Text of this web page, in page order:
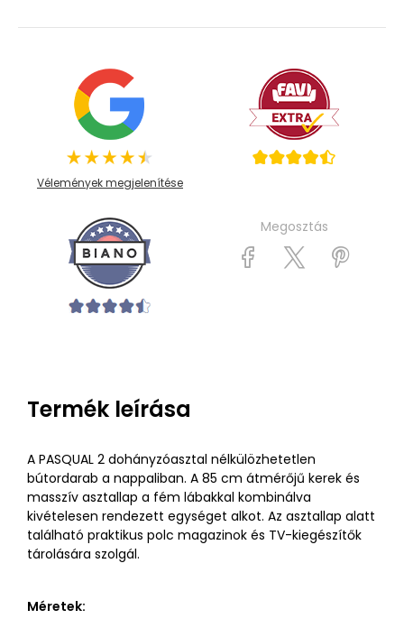
Vélemények megjelenítése
Megosztás
Termék leírása
A PASQUAL 2 dohányzóasztal nélkülözhetetlen
bútordarab a nappaliban. A 85 cm átmérőjű kerek és
masszív asztallap a fém lábakkal kombinálva
kivételesen rendezett egységet alkot. Az asztallap alatt
található praktikus polc magazinok és TV-kiegészítők
tárolására szolgál.
Méretek: